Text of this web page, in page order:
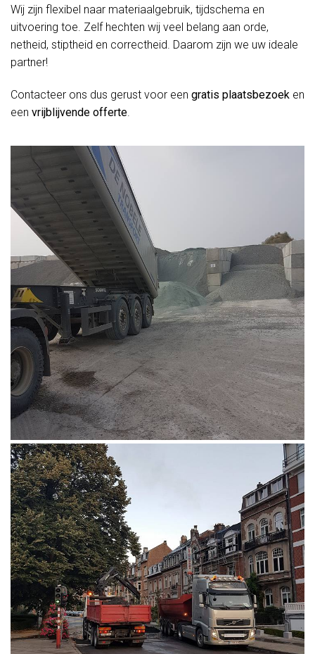
Wij zijn flexibel naar materiaalgebruik, tijdschema en
uitvoering toe. Zelf hechten wij veel belang aan orde,
netheid, stiptheid en correctheid. Daarom zijn we uw ideale
partner!
Contacteer ons dus gerust voor een gratis plaatsbezoek en
een vrijblijvende offerte.